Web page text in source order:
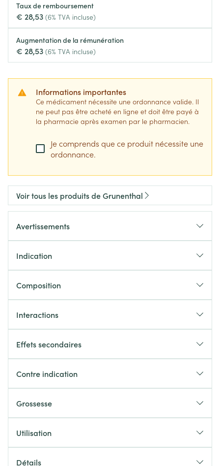
Taux de remboursement
€ 28,53 (6% TVA incluse)
Augmentation de la rémunération
€ 28,53 (6% TVA incluse)
Informations importantes
Ce médicament nécessite une ordonnance valide. Il
ne peut pas être acheté en ligne et doit être payé à
la pharmacie après examen par le pharmacien.
Je comprends que ce produit nécessite une
ordonnance.
Voir tous les produits de Grunenthal
Avertissements
Indication
Composition
Interactions
Effets secondaires
Contre indication
Grossesse
Utilisation
Détails